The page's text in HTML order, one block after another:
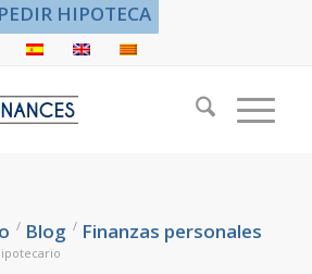
PEDIR HIPOTECA
/ Blog / Finanzas personales